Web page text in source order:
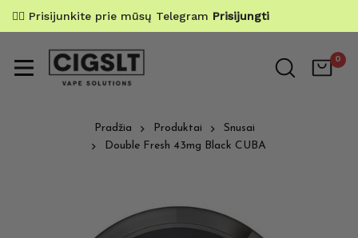
✌🏼 Prisijunkite prie mūsų Telegram Prisijungti
0
Pradžia Produktai
Snusai
Double Fresh 43mg Black CUBA